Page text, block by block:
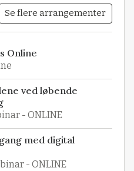
Se flere arrangementer
Online
ved løbende
- ONLINE
med digital
- ONLINE